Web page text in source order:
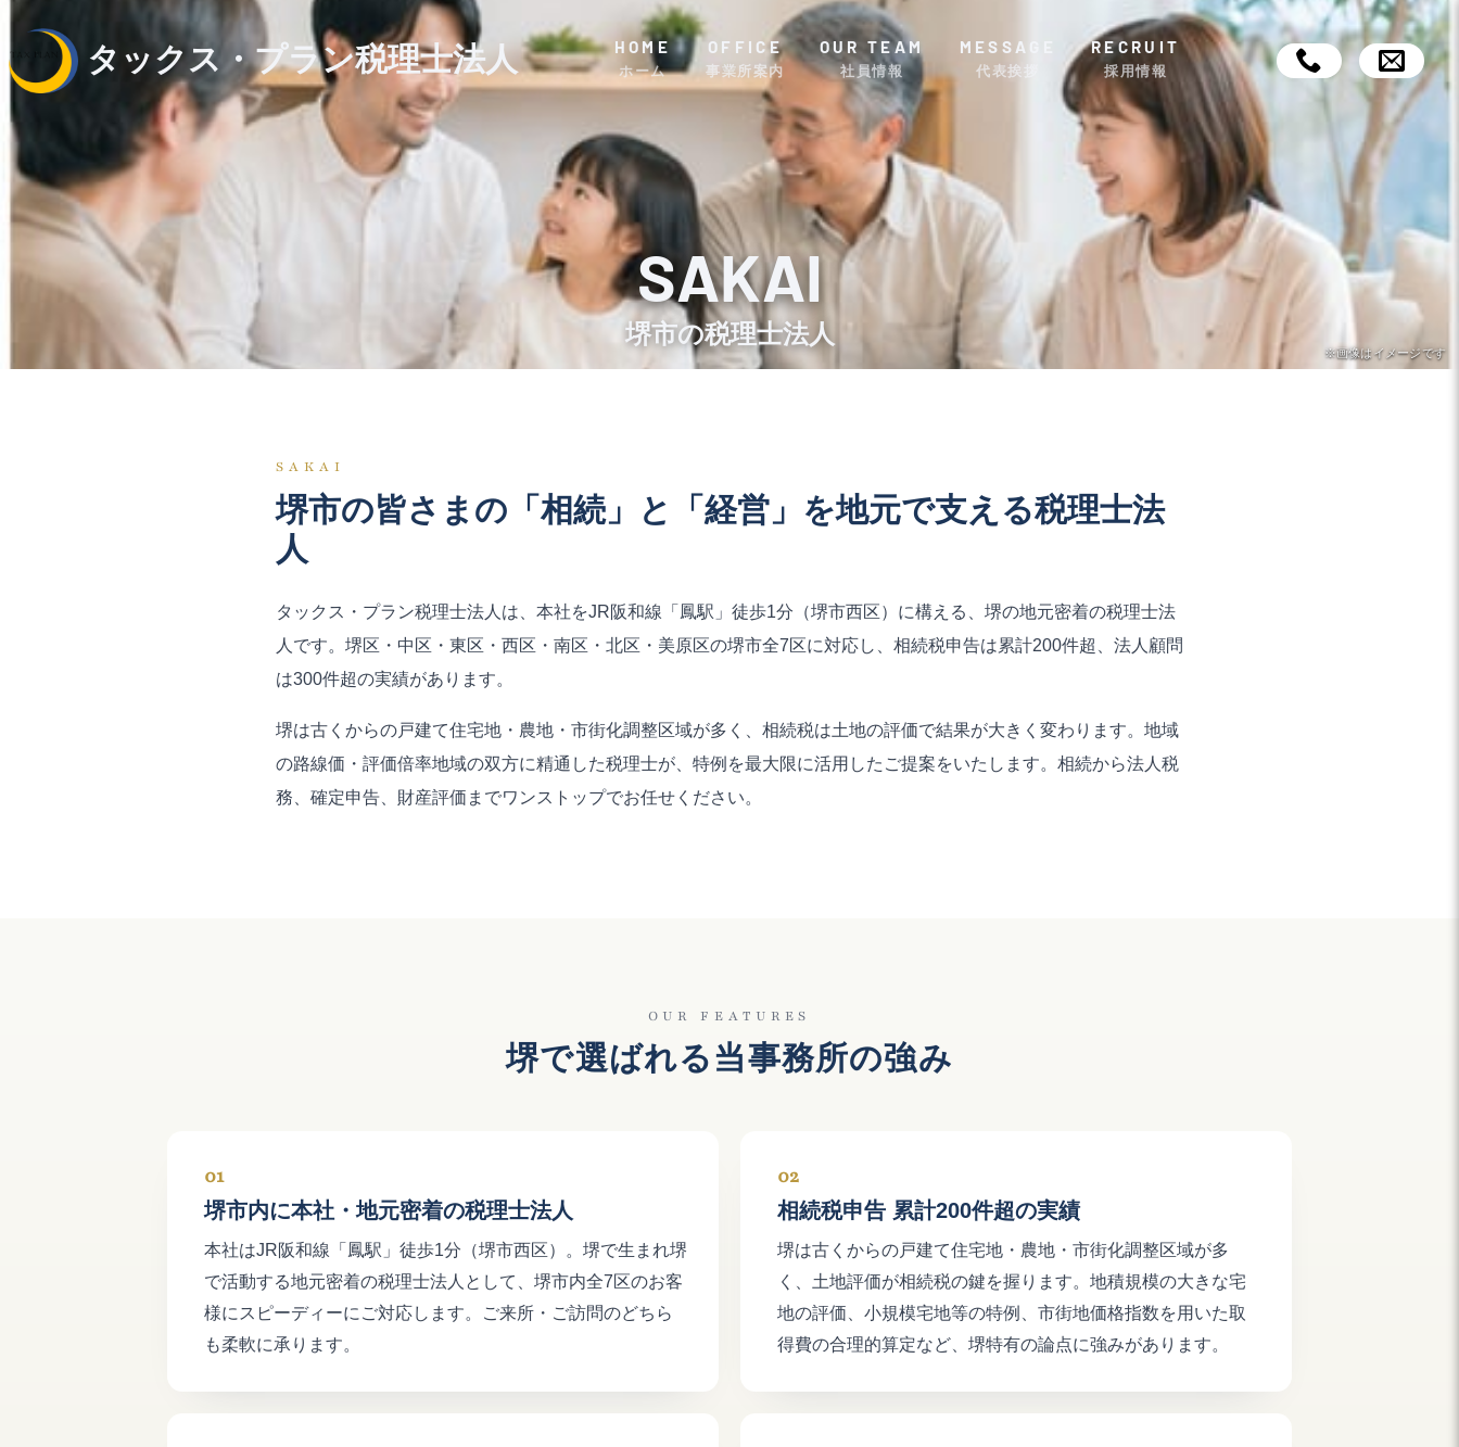
タックス・プラン税理士法人 HOME
ホーム
OFFICE
事業所案内
OUR TEAM
社員情報
MESSAGE
代表挨拶
RECRUIT
採用情報
SAKAI
堺市の税理士法人
※画像はイメージです
SAKAI
堺市の皆さまの「相続」と「経営」を地元で支える税理士法
人
タックス・プラン税理士法人は、本社をJR阪和線「鳳駅」徒歩1分（堺市西区）に構える、堺の地元密着の税理士法
人です。堺区・中区・東区・西区・南区・北区・美原区の堺市全7区に対応し、相続税申告は累計200件超、法人顧問
は300件超の実績があります。
堺は古くからの戸建て住宅地・農地・市街化調整区域が多く、相続税は土地の評価で結果が大きく変わります。地域
の路線価・評価倍率地域の双方に精通した税理士が、特例を最大限に活用したご提案をいたします。相続から法人税
務、確定申告、財産評価までワンストップでお任せください。
OUR FEATURES
堺で選ばれる当事務所の強み
01
堺市内に本社・地元密着の税理士法人
本社はJR阪和線「鳳駅」徒歩1分（堺市西区）。堺で生まれ堺
で活動する地元密着の税理士法人として、堺市内全7区のお客
様にスピーディーにご対応します。ご来所・ご訪問のどちら
も柔軟に承ります。
02
相続税申告 累計200件超の実績
堺は古くからの戸建て住宅地・農地・市街化調整区域が多
く、土地評価が相続税の鍵を握ります。地積規模の大きな宅
地の評価、小規模宅地等の特例、市街地価格指数を用いた取
得費の合理的算定など、堺特有の論点に強みがあります。